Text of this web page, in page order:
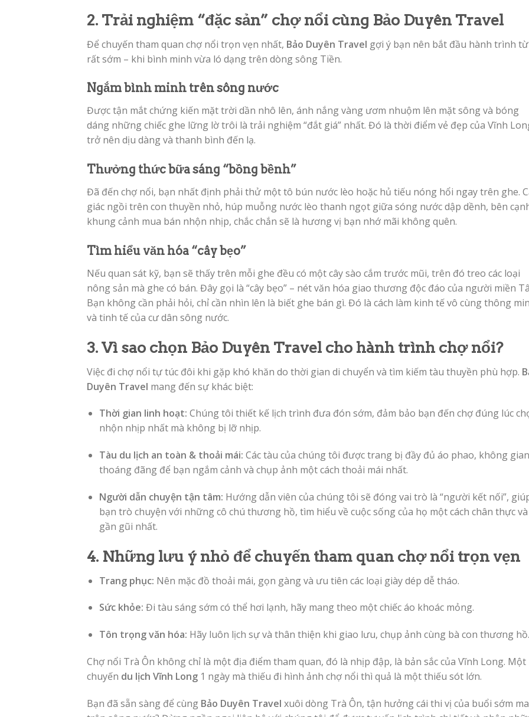
2. Trải nghiệm “đặc sản” chợ nổi cùng Bảo Duyên Travel
Để chuyến tham quan chợ nổi trọn vẹn nhất, Bảo Duyên Travel gợi ý bạn nên bắt đầu hành trình từ
rất sớm – khi bình minh vừa ló dạng trên dòng sông Tiền.
Ngắm bình minh trên sông nước
Được tận mắt chứng kiến mặt trời dần nhô lên, ánh nắng vàng ươm nhuộm lên mặt sông và bóng
dáng những chiếc ghe lững lờ trôi là trải nghiệm “đắt giá” nhất. Đó là thời điểm vẻ đẹp của Vĩnh
trở nên dịu dàng và thanh bình đến lạ.
Thưởng thức bữa sáng “bồng bềnh”
Đã đến chợ nổi, bạn nhất định phải thử một tô bún nước lèo hoặc hủ tiếu nóng hổi ngay trên ghe.
giác ngồi trên con thuyền nhỏ, húp muỗng nước lèo thanh ngọt giữa sóng nước dập dềnh, bên
khung cảnh mua bán nhộn nhịp, chắc chắn sẽ là hương vị bạn nhớ mãi không quên.
Tìm hiểu văn hóa “cây bẹo”
Nếu quan sát kỹ, bạn sẽ thấy trên mỗi ghe đều có một cây sào cắm trước mũi, trên đó treo các loại
nông sản mà ghe có bán. Đây gọi là “cây bẹo” – nét văn hóa giao thương độc đáo của người miền
Bạn không cần phải hỏi, chỉ cần nhìn lên là biết ghe bán gì. Đó là cách làm kinh tế vô cùng thông
và tinh tế của cư dân sông nước.
3. Vì sao chọn Bảo Duyên Travel cho hành trình chợ nổi?
Việc đi chợ nổi tự túc đôi khi gặp khó khăn do thời gian di chuyển và tìm kiếm tàu thuyền phù hợp.
Duyên Travel mang đến sự khác biệt:
Thời gian linh hoạt: Chúng tôi thiết kế lịch trình đưa đón sớm, đảm bảo bạn đến chợ đúng lúc
nhộn nhịp nhất mà không bị lỡ nhịp.
Tàu du lịch an toàn & thoải mái: Các tàu của chúng tôi được trang bị đầy đủ áo phao, không gian
thoáng đãng để bạn ngắm cảnh và chụp ảnh một cách thoải mái nhất.
Người dẫn chuyện tận tâm: Hướng dẫn viên của chúng tôi sẽ đóng vai trò là “người kết nối”,
bạn trò chuyện với những cô chú thương hồ, tìm hiểu về cuộc sống của họ một cách chân thực và
gần gũi nhất.
4. Những lưu ý nhỏ để chuyến tham quan chợ nổi trọn vẹn
Trang phục: Nên mặc đồ thoải mái, gọn gàng và ưu tiên các loại giày dép dễ tháo.
Sức khỏe: Đi tàu sáng sớm có thể hơi lạnh, hãy mang theo một chiếc áo khoác mỏng.
Tôn trọng văn hóa: Hãy luôn lịch sự và thân thiện khi giao lưu, chụp ảnh cùng bà con thương hồ.
Chợ nổi Trà Ôn không chỉ là một địa điểm tham quan, đó là nhịp đập, là bản sắc của Vĩnh Long. Một
chuyến du lịch Vĩnh Long 1 ngày mà thiếu đi hình ảnh chợ nổi thì quả là một thiếu sót lớn.
Bạn đã sẵn sàng để cùng Bảo Duyên Travel xuôi dòng Trà Ôn, tận hưởng cái thi vị của buổi sớm